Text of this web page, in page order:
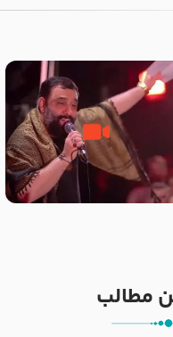
جانا ابی عبدالله – کربلایی
مقدم – شب هشتم محرم
مطالب